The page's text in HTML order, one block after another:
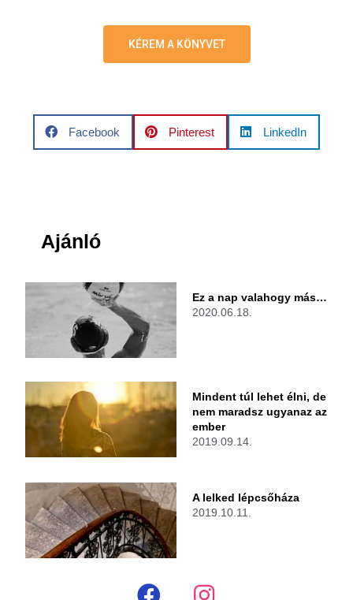
KÉREM A KÖNYVET
Facebook Pinterest LinkedIn
Ajánló
Ez a nap valahogy más…
2020.06.18.
Mindent túl lehet élni, de
nem maradsz ugyanaz az
ember
2019.09.14.
A lelked lépcsőháza
2019.10.11.